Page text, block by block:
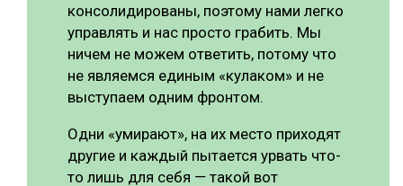
консолидированы, поэтому нами легко
управлять и нас просто грабить. Мы
ничем не можем ответить, потому что
не являемся единым «кулаком» и не
выступаем одним фронтом.
Одни «умирают», на их место приходят
другие и каждый пытается урвать что-
то лишь для себя ― такой вот